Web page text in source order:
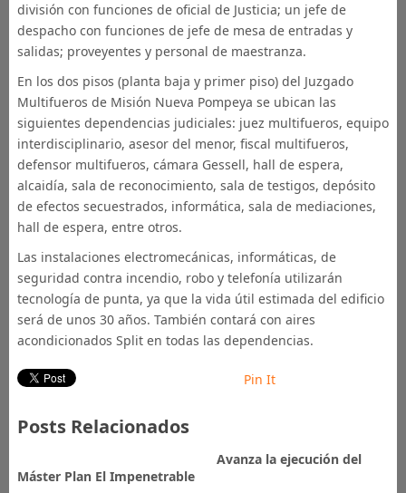
división con funciones de oficial de Justicia; un jefe de
despacho con funciones de jefe de mesa de entradas y
salidas; proveyentes y personal de maestranza.
En los dos pisos (planta baja y primer piso) del Juzgado
Multifueros de Misión Nueva Pompeya se ubican las
siguientes dependencias judiciales: juez multifueros, equipo
interdisciplinario, asesor del menor, fiscal multifueros,
defensor multifueros, cámara Gessell, hall de espera,
alcaidía, sala de reconocimiento, sala de testigos, depósito
de efectos secuestrados, informática, sala de mediaciones,
hall de espera, entre otros.
Las instalaciones electromecánicas, informáticas, de
seguridad contra incendio, robo y telefonía utilizarán
tecnología de punta, ya que la vida útil estimada del edificio
será de unos 30 años. También contará con aires
acondicionados Split en todas las dependencias.
Pin It
Posts Relacionados
Avanza la ejecución del
Máster Plan El Impenetrable